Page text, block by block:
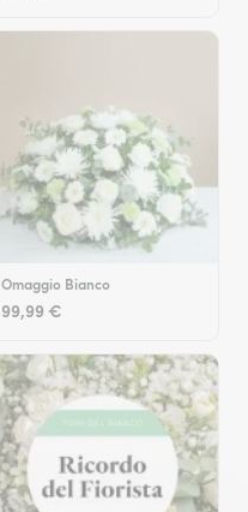
Omaggio Bianco
99,99 €